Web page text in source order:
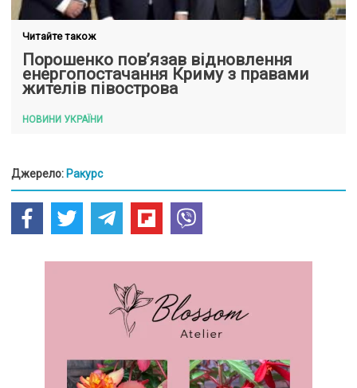
Читайте також
Порошенко пов’язав відновлення
енергопостачання Криму з правами
жителів півострова
НОВИНИ УКРАЇНИ
Джерело: Ракурс